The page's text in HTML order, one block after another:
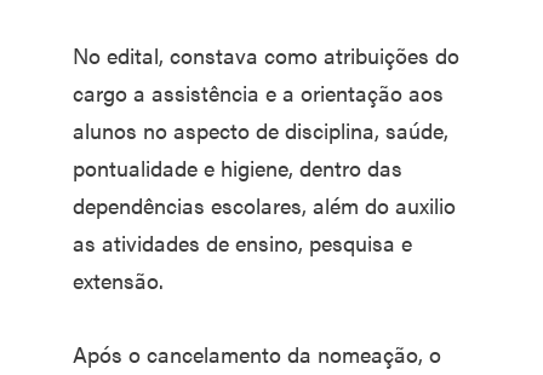
No edital, constava como atribuições do
cargo a assistência e a orientação aos
alunos no aspecto de disciplina, saúde,
pontualidade e higiene, dentro das
dependências escolares, além do auxilio
as atividades de ensino, pesquisa e
extensão.
Após o cancelamento da nomeação, o